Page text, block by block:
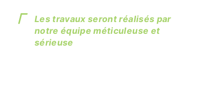
Les travaux seront réalisés par
notre équipe méticuleuse et
sérieuse